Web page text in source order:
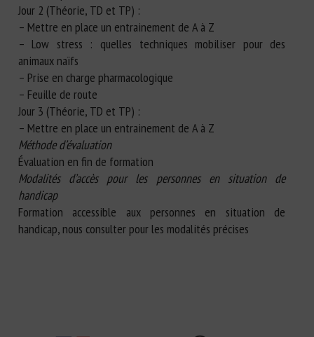
Jour 2 (Théorie, TD et TP) :
– Mettre en place un entrainement de A à Z
– Low stress : quelles techniques mobiliser pour des
animaux naïfs
– Prise en charge pharmacologique
– Feuille de route
Jour 3 (Théorie, TD et TP) :
– Mettre en place un entrainement de A à Z
Méthode d’évaluation
Évaluation en fin de formation
Modalités d’accès pour les personnes en situation de
handicap
Formation accessible aux personnes en situation de
handicap, nous consulter pour les modalités précises